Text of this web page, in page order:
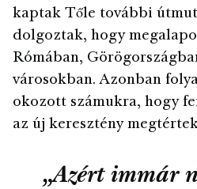
kaptak Tőle további
dolgoztak, hogy
Rómában,
városokban. Azonban
okozott számukra, hogy
az új keresztény
„Azért immár